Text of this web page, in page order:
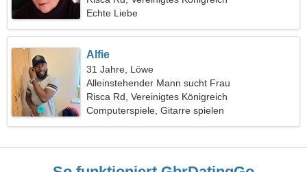
Echte Liebe
Alfie
31 Jahre, Löwe
Alleinstehender Mann sucht Frau
Risca Rd, Vereinigtes Königreich
Computerspiele, Gitarre spielen